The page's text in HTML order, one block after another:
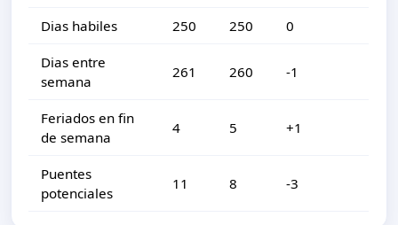
Dias habiles 250 250 0
Dias entre
semana
261 260 -1
Feriados en fin
de semana
4 5 +1
Puentes
potenciales
11 8 -3